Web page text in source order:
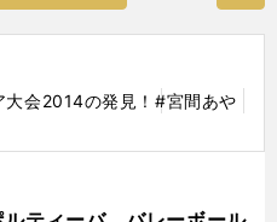
大会2014の発見！#宮間あや